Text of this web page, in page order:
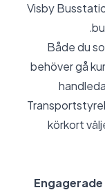
Visby
Både du
behöver gå
körkort